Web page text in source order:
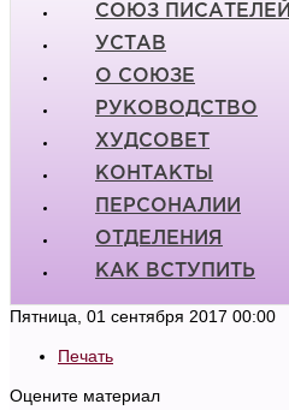
СОЮЗ ПИСАТЕЛЕЙ
УСТАВ
О СОЮЗЕ
РУКОВОДСТВО
ХУДСОВЕТ
КОНТАКТЫ
ПЕРСОНАЛИИ
ОТДЕЛЕНИЯ
КАК ВСТУПИТЬ
Пятница, 01 сентября 2017 00:00
Печать
Оцените материал